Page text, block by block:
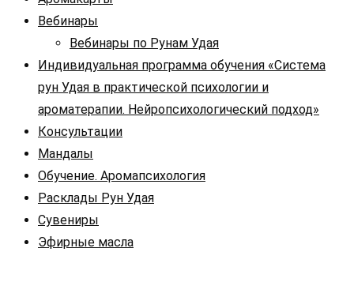
Вебинары
Вебинары по Рунам Удая
Индивидуальная программа обучения «Система
рун Удая в практической психологии и
ароматерапии. Нейропсихологический подход»
Консультации
Мандалы
Обучение. Аромапсихология
Расклады Рун Удая
Сувениры
Эфирные масла